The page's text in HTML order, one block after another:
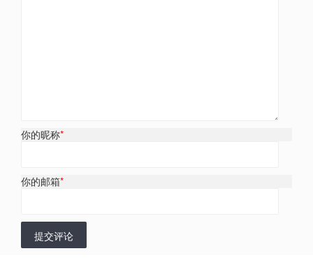
你的昵称*
你的邮箱*
提交评论